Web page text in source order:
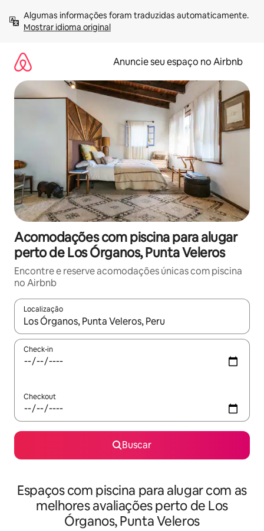
para
Mostrar idioma original
Anuncie seu espaço no Airbnb
Acomodações com piscina para alugar
perto de Los Órganos, Punta Veleros
Encontre e reserve acomodações únicas com piscina
no Airbnb
Localização
Quando os resultados estiverem disponíveis, explore-os
Check-in
Checkout
Buscar
Espaços com piscina para alugar com as
melhores avaliações perto de Los
Órganos, Punta Veleros